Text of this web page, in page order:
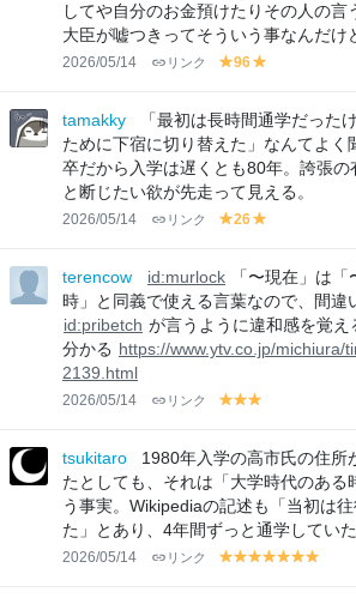
してや自分のお金預けたりその人の言
大臣が嘘つきってそういう事なんだけ
2026/05/14 リンク
y
lo
w
96
lo
tamakky
「最初は長時間通学だった
ために下宿に切り替えた」なんてよく
卒だから入学は遅くとも80年。誇張
と断じたい欲が先走って見える。
2026/05/14 リンク
y
lo
w
26
lo
w
terencow id:murlock 「〜現在」は「
時」と同義で使える言葉なので、間違
id:pribetch が言うように違和感を覚え
分かる https://www.ytv.co.jp/michiura/
2139.html
2026/05/14 リンク
y
lo
w
y
lo
w
lo
w
tsukitaro
1980年入学の高市氏の住所
たとしても、それは「大学時代のある
う事実。Wikipediaの記述も「当初は
た」とあり、4年間ずっと通学してい
2026/05/14 リンク
y y y y y y